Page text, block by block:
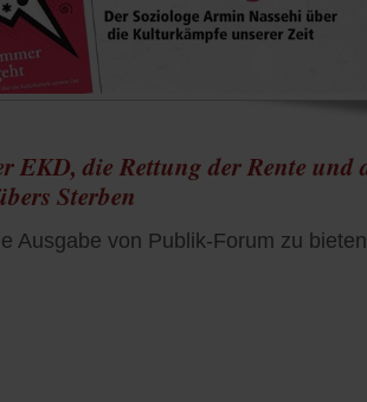
EKD, die Rettung der Rente und
Sterben
Ausgabe von Publik-Forum zu